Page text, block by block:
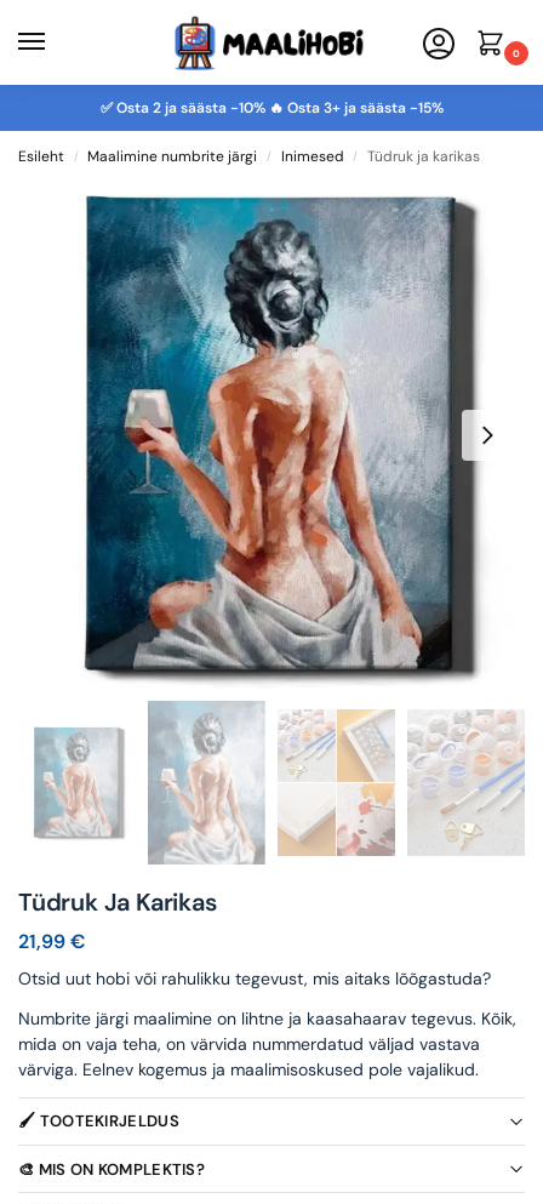
0
✅ Osta 2 ja säästa -10% 🔥 Osta 3+ ja säästa -15%
Esileht / Maalimine numbrite järgi / Inimesed / Tüdruk ja karikas
Tüdruk Ja Karikas
21,99€
Otsid uut hobi või rahulikku tegevust, mis aitaks lõõgastuda?
Numbrite järgi maalimine on lihtne ja kaasahaarav tegevus. Kõik,
mida on vaja teha, on värvida nummerdatud väljad vastava
värviga. Eelnev kogemus ja maalimisoskused pole vajalikud.
🖌️ TOOTEKIRJELDUS
🎨 MIS ON KOMPLEKTIS?